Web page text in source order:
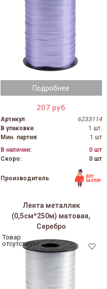
Подробнее
207 руб
Артикул:
6233114
В упаковке:
1 шт.
Мин. партия:
1 шт
В наличии:
0 шт
Скоро:
0 шт
Производитель:
Лента металлик
(0,5см*250м) матовая,
Серебро
Товар
отсутствует